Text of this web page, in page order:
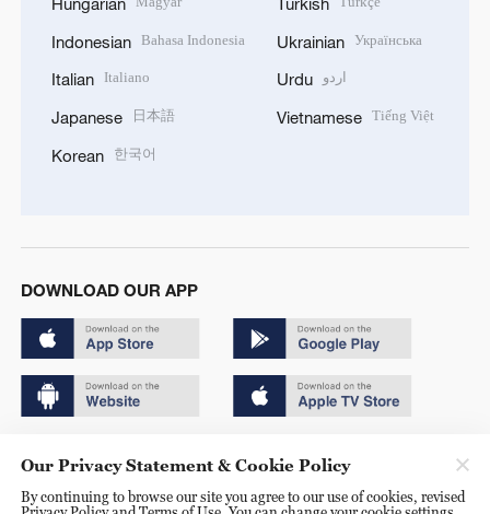
Indonesian Bahasa Indonesia
Italian Italiano
Japanese 日本語
Korean 한국어
Ukrainian Українська
Urdu اردو
Vietnamese Tiếng Việt
DOWNLOAD OUR APP
京ICP备20000184号
Our Privacy Statement & Cookie Policy
By continuing to browse our site you agree to our use of cookies, revised